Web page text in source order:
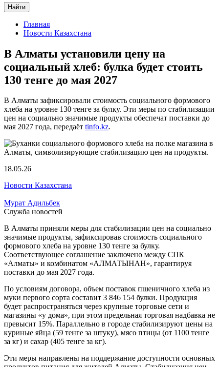
Найти
Главная
Новости Казахстана
В Алматы установили цену на
социальный хлеб: булка будет стоить
130 тенге до мая 2027
В Алматы зафиксировали стоимость социального формового
хлеба на уровне 130 тенге за булку. Эти меры по стабилизации
цен на социально значимые продукты обеспечат поставки до
мая 2027 года, передаёт tinfo.kz.
18.05.26
Новости Казахстана
Мурат Адильбек
Служба новостей
В Алматы приняли меры для стабилизации цен на социально
значимые продукты, зафиксировав стоимость социального
формового хлеба на уровне 130 тенге за булку.
Соответствующее соглашение заключено между СПК
«Алматы» и комбинатом «АЛМАТЫНАН», гарантируя
поставки до мая 2027 года.
По условиям договора, объем поставок пшеничного хлеба из
муки первого сорта составит 3 846 154 булки. Продукция
будет распространяться через крупные торговые сети и
магазины «у дома», при этом предельная торговая надбавка не
превысит 15%. Параллельно в городе стабилизируют цены на
куриные яйца (59 тенге за штуку), мясо птицы (от 1100 тенге
за кг) и сахар (405 тенге за кг).
Эти меры направлены на поддержание доступности основных